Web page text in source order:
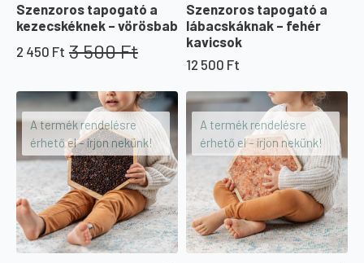
Szenzoros tapogató a
kezecskéknek – vörösbab
3 500Ft
Original
was:
3
500 Ft.
2 450 Ft
Current
is:
2
450 Ft.
Szenzoros tapogató a
lábacskáknak – fehér
kavicsok
12 500 Ft
A termék rendelésre
érhető el – írjon nekünk!
A termék rendelésre
érhető el – írjon nekünk!